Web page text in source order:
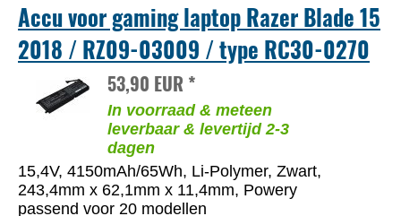
Accu voor gaming laptop Razer Blade 15
2018 / RZ09-03009 / type RC30-0270
53,90 EUR *
In voorraad & meteen
leverbaar & levertijd 2-3
dagen
15,4V, 4150mAh/65Wh, Li-Polymer, Zwart,
243,4mm x 62,1mm x 11,4mm, Powery
passend voor 20 modellen